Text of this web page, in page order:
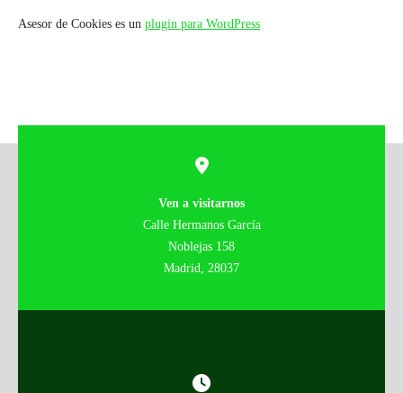
Asesor de Cookies es un plugin para WordPress
Ven a visitarnos
Calle Hermanos García
Noblejas 158
Madrid, 28037